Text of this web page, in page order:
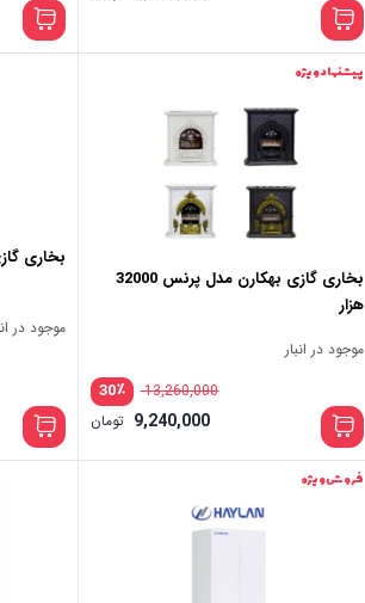
پیشنهاد ویژه
بخاری گازی بهکارن مدل پرنس 32000
هزار
موجود در انبار
٪30 13,260,000
9,240,000 تومان
بخاری گازی
موجود در
فروش ویژه